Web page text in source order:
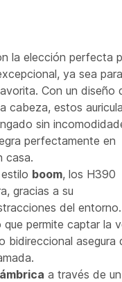
la elección perfecta
ya sea para
Con un diseño
cabeza, estos
sin
perfectamente en
casa.
boom, los H390
gracias a su
del
que permite captar la
bidireccional asegura
a través de un